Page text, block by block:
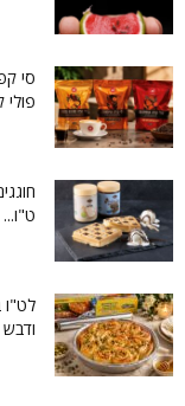
סי
ט"ו...
לט"ו
ודבש